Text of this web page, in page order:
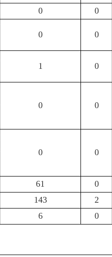
0 0
0 0
1 0
0 0
0 0
61 0
143 2
6 0